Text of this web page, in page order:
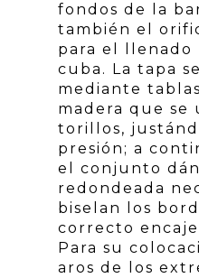
fondos de la
también el
para el llenado
cuba. La tapa
mediante
madera que se
torillos,
presión; a
el conjunto
redondeada
biselan los
correcto
Para su
aros de los